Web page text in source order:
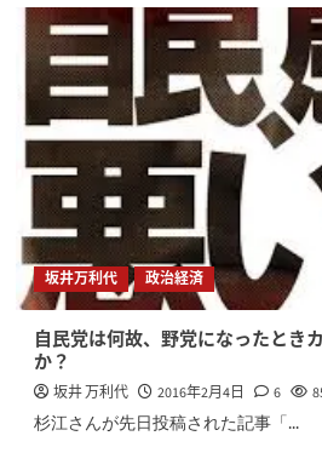
坂井万利代 政治経済
自民党は何故、野党になったとき
か？
坂井 万利代 2016年2月4日 6
杉江さんが先日投稿された記事「...